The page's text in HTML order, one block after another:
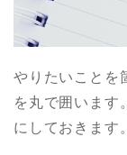
やりたいことを
を丸で囲います
にしておきます。